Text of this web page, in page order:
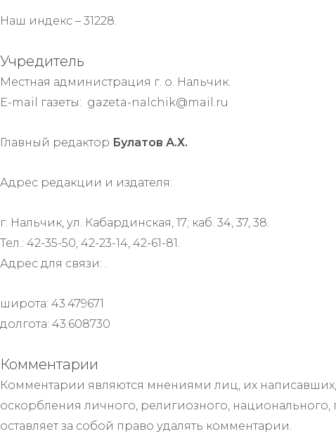
Наш индекс – 31228.
Учредитель
Местная администрация г. о. Нальчик.
E-mail газеты: gazeta-nalchik@mail.ru
Главный редактор Булатов А.Х.
Адрес редакции и издателя:
г. Нальчик, ул. Кабардинская, 17; каб. 34, 37, 38.
Тел.: 42-35-50, 42-23-14, 42-61-81.
Адрес для связи: .
широта: 43.479671
долгота: 43.608730
Комментарии
Комментарии являются мнениями лиц, их
оскорбления личного, религиозного,
оставляет за собой право удалять комментарии.